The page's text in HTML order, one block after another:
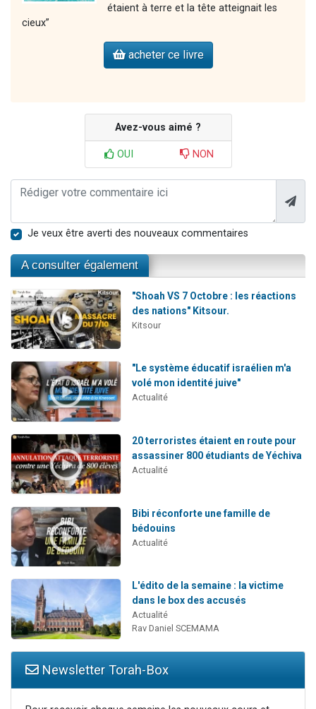
étaient à terre et la tête atteignait les
cieux”
acheter ce livre
Avez-vous aimé ?
OUI NON
Je veux être averti des nouveaux commentaires
A consulter également
"Shoah VS 7 Octobre : les réactions
des nations" Kitsour.
Kitsour
"Le système éducatif israélien m'a
volé mon identité juive"
Actualité
20 terroristes étaient en route pour
assassiner 800 étudiants de Yéchiva
Actualité
Bibi réconforte une famille de
bédouins
Actualité
L'édito de la semaine : la victime
dans le box des accusés
Actualité
Rav Daniel SCEMAMA
Newsletter Torah-Box